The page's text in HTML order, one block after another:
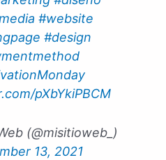
#website
#design
pXbYkiPBCM
(@misitioweb_)
13, 2021